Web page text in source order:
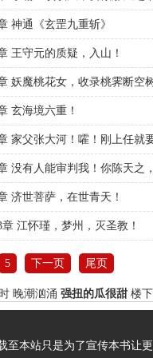
神通《玄罡九重斩》
王守元的质疑，入山！
妖魔桃花女，收录桃霁断空
桃花】！
玄海境六重！
家父张大河！嚯！刚上任就
没有人能审判我！你陈天之
济世菩萨，在世青天！
章 江怀瑾，梦州，灭圣教！
5 下一页 尾页
晚潮汹涌 强扭的瓜很甜 楼
至本站只是为了宣传本书让